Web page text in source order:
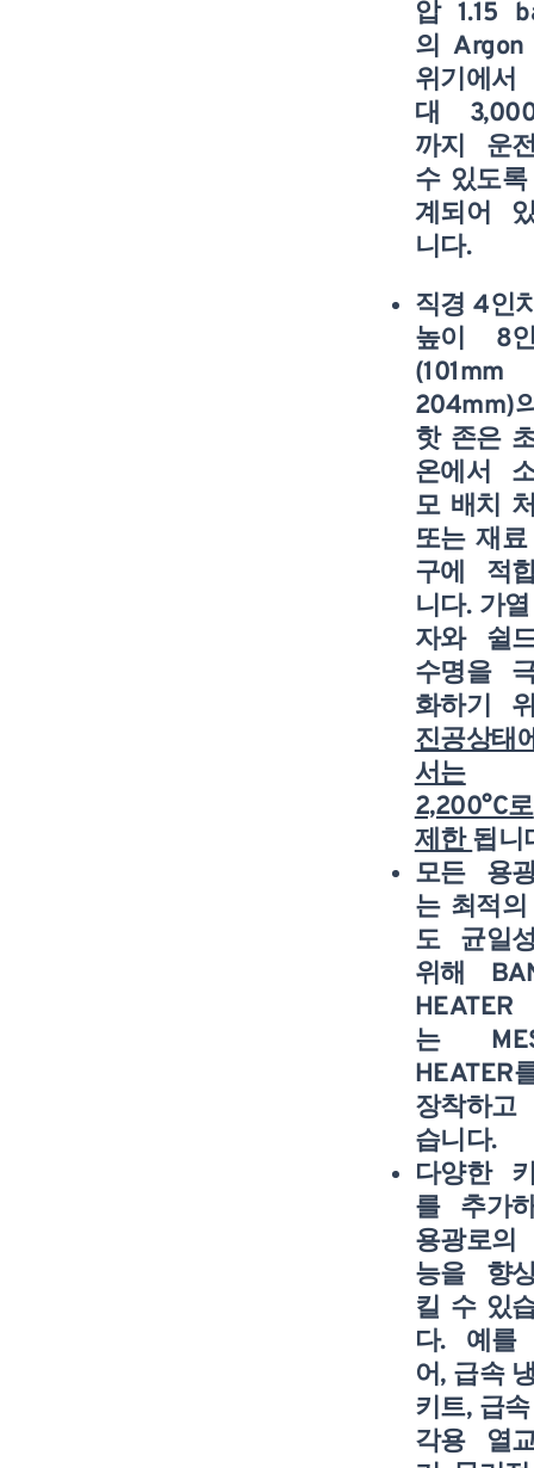
압 1.15
의 Argon
위기에서
대
까지 운
수 있도
계되어
니다.
직경 4인
높이 8
204mm)
핫 존은
온에서
모 배치
또는 재
구에 적
니다. 가
자와 쉴
수명을
화하기
진공상태
서는
2,200°C로
제한됩니
모든 용
는 최적
도 균일
위해
HEATER
는
HEATER
장착하고
습니다.
다양한
를 추가
용광로의
능을 향
킬 수 있
다. 예를
어, 급속
키트, 급
각용 열